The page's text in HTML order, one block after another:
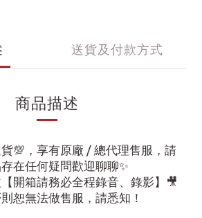
送貨及付款方式
商品描述
💯，享有原廠 / 總代理售服，請
在任何疑問歡迎聊聊✨
開箱請務必全程錄音、錄影】🎥
恕無法做售服，請悉知！